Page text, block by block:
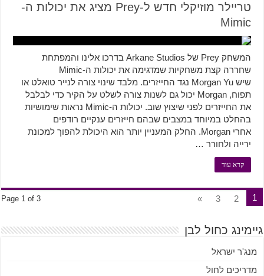
טריילר מוזיקלי חדש ל-Prey מציג את יכולות ה-
Mimic
המשחק Prey של Arkane Studios בדרכו אלינו והמפתחת
שחררה קצת משחקיות שמדגימה את יכולות ה-Mimic
שיש Morgan Yu נגד החייזרים. מלבד שינוי צורה לנייר טואלט או
תפוח, Morgan יכול גם לשנות צורה לשלט על הקיר כדי לבלבל
את החייזרים לפני שיצוץ שוב. יכולות ה-Mimic נראות שימושיות
בהחלט במיוחד במצבים שבהם חייזרים ענקיים רודפים
אחרי Morgan. החלק המעניין יותר הוא היכולת להפוך למכונת
ירייה ולחורר …
קרא עוד
Page 1 of 3 1
2
3
»
גיימינג כחול לבן
מנג'ר ישראל
מדריכים לחול